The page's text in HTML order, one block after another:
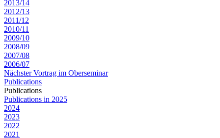
2013/14
2012/13
2011/12
2010/11
2009/10
2008/09
2007/08
2006/07
Nächster Vortrag im Oberseminar
Publications
Publications
Publications in 2025
2024
2023
2022
2021